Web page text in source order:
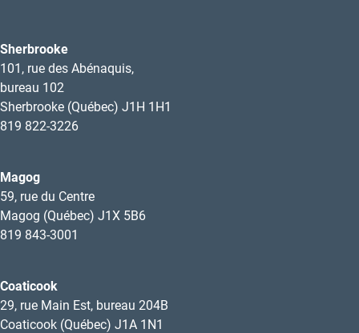
Sherbrooke
101, rue des Abénaquis,
bureau 102
Sherbrooke (Québec) J1H 1H1
819 822-3226
Magog
59, rue du Centre
Magog (Québec) J1X 5B6
819 843-3001
Coaticook
29, rue Main Est, bureau 204B
Coaticook (Québec) J1A 1N1